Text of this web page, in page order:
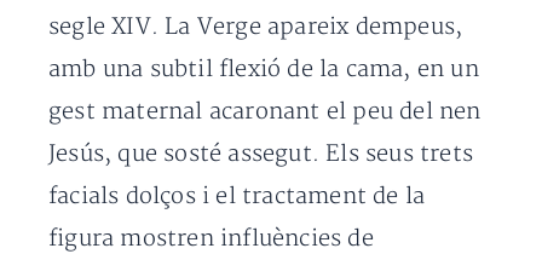
segle XIV. La Verge apareix dempeus,
amb una subtil flexió de la cama, en un
gest maternal acaronant el peu del nen
Jesús, que sosté assegut. Els seus trets
facials dolços i el tractament de la
figura mostren influències de